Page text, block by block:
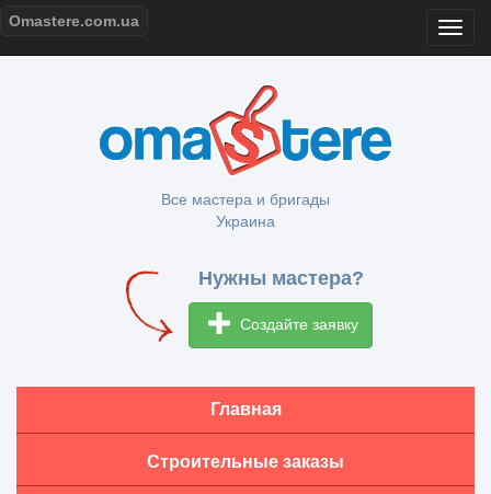
Omastere.com.ua
Все мастера и бригады
Украина
Нужны мастера?
Создайте заявку
Главная
Строительные заказы